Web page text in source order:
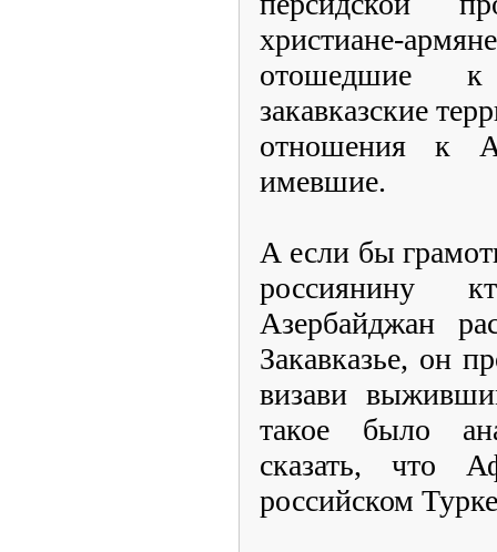
христиане-
отошедшие к
закавказские
отношения к
имевшие.
А если бы
россиянину
Азербайджан
Закавказье, он
визави
такое было
сказать, что
российском